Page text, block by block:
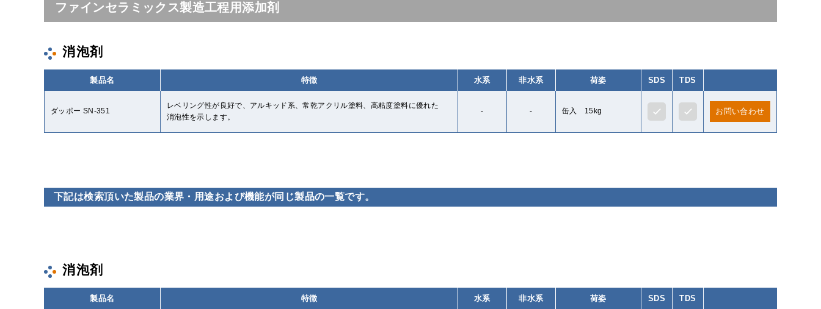
ファインセラミックス製造工程用添加剤
消泡剤
製品名 特徴 水系 非水系 荷姿 SDS TDS
ダッポー SN-351
レベリング性が良好で、アルキッド系、常乾アクリル塗料、高粘度塗料に優れた
消泡性を示します。
- - 缶入 15kg お問い合わせ
下記は検索頂いた製品の業界・用途および機能が同じ製品の一覧です。
消泡剤
製品名 特徴 水系 非水系 荷姿 SDS TDS